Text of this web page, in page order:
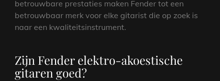
betrouwbare prestaties maken Fender tot een
betrouwbaar merk voor elke gitarist die op zoek is
naar een kwaliteitsinstrument.
Zijn Fender elektro-akoestische
gitaren goed?